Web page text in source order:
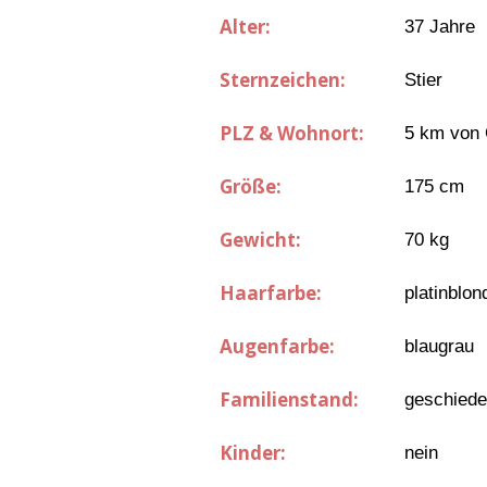
Alter: 37 Jahre
Sternzeichen: Stier
PLZ & Wohnort: 5 km von
Größe: 175 cm
Gewicht: 70 kg
Haarfarbe:
Augenfarbe: blaugrau
Familienstand:
Kinder: nein